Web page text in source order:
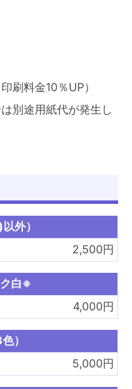
刷料金10％UP）
別途用紙代が発生し
外）
2,500円
白※
4,000円
）
5,000円